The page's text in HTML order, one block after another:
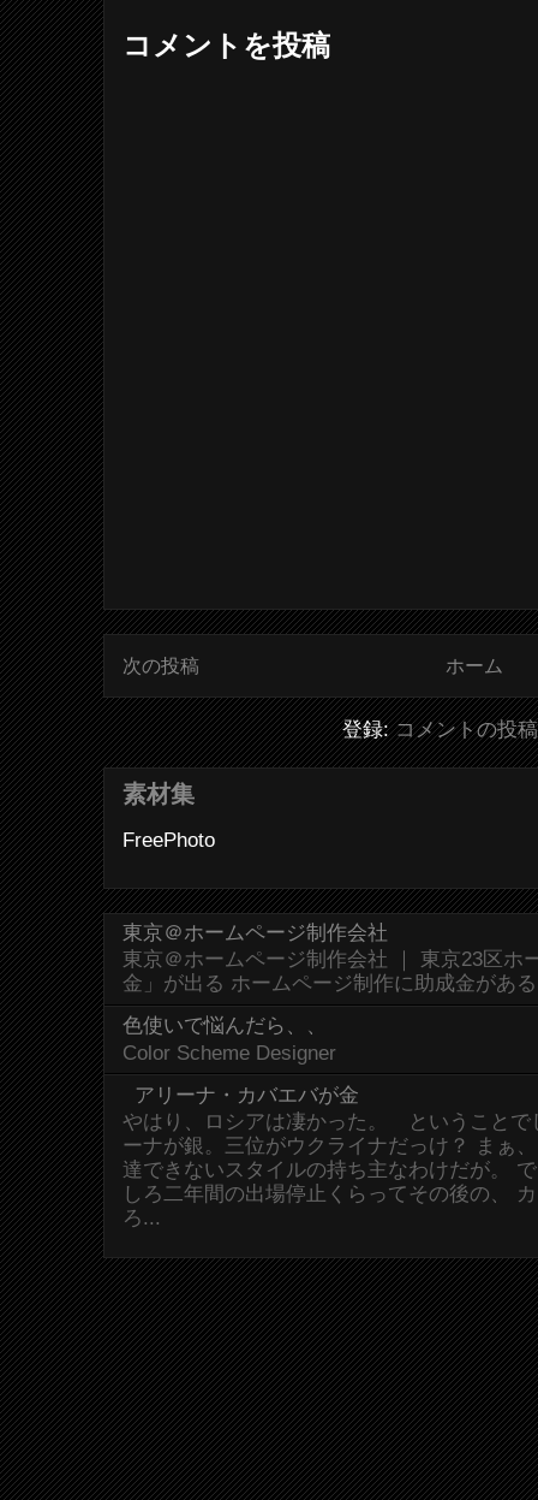
コメントを投稿
次の投稿 ホーム
登録:コメントの投
素材集
FreePhoto
東京＠ホームページ制作会社
東京＠ホームページ制作会社 ｜ 東京23区ホ
金」が出る ホームページ制作に助成金があ
色使いで悩んだら、、
Color Scheme Designer
アリーナ・カバエバが金
やはり、ロシアは凄かった。 ということで
ーナが銀。三位がウクライナだっけ？ まぁ
達できないスタイルの持ち主なわけだが。
しろ二年間の出場停止くらってその後の、
ろ...